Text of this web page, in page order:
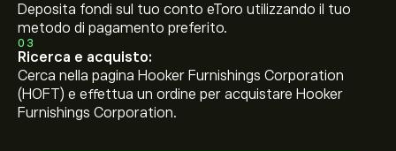
Deposita fondi sul tuo conto eToro utilizzando il tuo
metodo di pagamento preferito.
03
Ricerca e acquisto:
Cerca nella pagina Hooker Furnishings Corporation
(HOFT) e effettua un ordine per acquistare Hooker
Furnishings Corporation.